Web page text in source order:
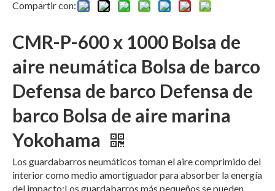
Compartir con:
CMR-P-600 x 1000 Bolsa de
aire neumática Bolsa de barco
Defensa de barco Defensa de
barco Bolsa de aire marina
Yokohama
Los guardabarros neumáticos toman el aire comprimido del
interior como medio amortiguador para absorber la energía
del impacto;Los guardabarros más pequeños se pueden